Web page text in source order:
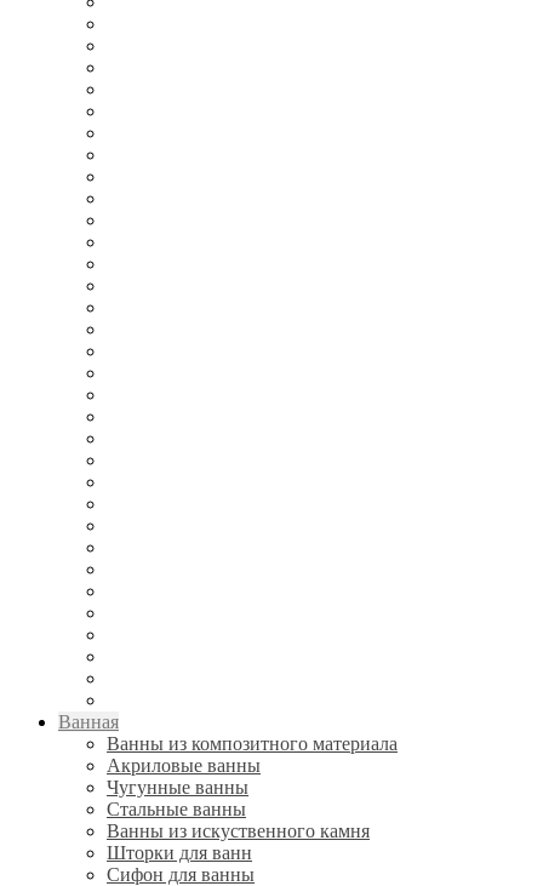
Ванная
Ванны из композитного материала
Акриловые ванны
Чугунные ванны
Стальные ванны
Ванны из искуственного камня
Шторки для ванн
Сифон для ванны